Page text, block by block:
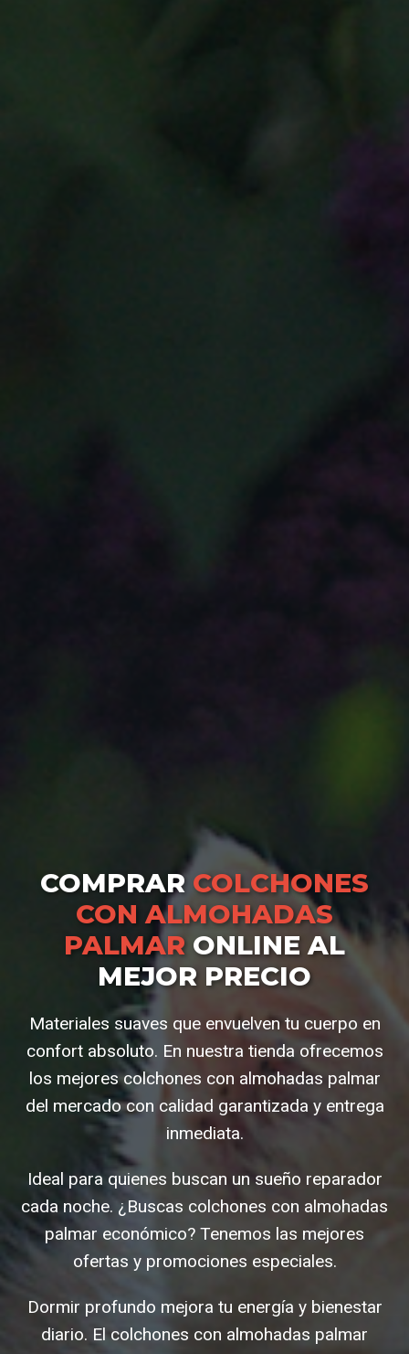
COMPRAR COLCHONES
CON ALMOHADAS
PALMAR ONLINE AL
MEJOR PRECIO
Materiales suaves que envuelven tu cuerpo en
confort absoluto. En nuestra tienda ofrecemos
los mejores colchones con almohadas palmar
del mercado con calidad garantizada y entrega
inmediata.
Ideal para quienes buscan un sueño reparador
cada noche. ¿Buscas colchones con almohadas
palmar económico? Tenemos las mejores
ofertas y promociones especiales.
Dormir profundo mejora tu energía y bienestar
diario. El colchones con almohadas palmar